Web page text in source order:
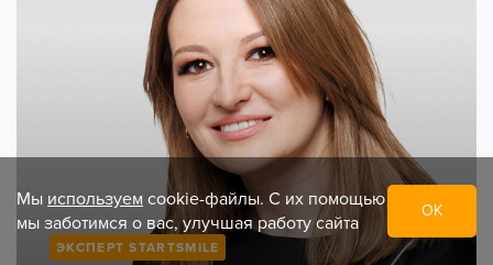
ЭКСПЕРТ STARTSMILE
Мы используем cookie-файлы. С их помощью
мы заботимся о вас, улучшая работу сайта
ОК